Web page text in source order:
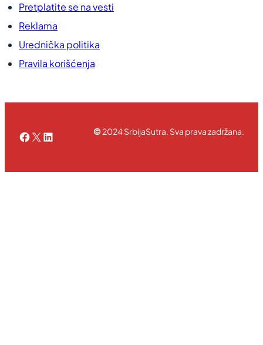
Pretplatite se na vesti
Reklama
Urednička politika
Pravila korišćenja
Facebook
X LinkedIn©2024 SrbijaSutra. Sva prava zadržana.